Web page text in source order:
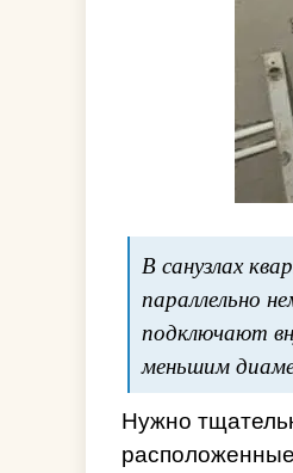
В санузлах
параллельно
подключают
меньшим
Нужно
расположенные